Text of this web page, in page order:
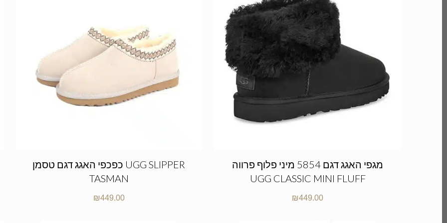
כפכפי האגג דגם טסמן UGG SLIPPER
TASMAN
₪449.00
מגפי האגג דגם 5854 מיני פלוף פרווה
UGG CLASSIC MINI FLUFF
₪449.00